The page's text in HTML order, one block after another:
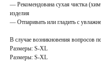
— Рекомендована сухая чистка
изделия
— Отпаривать или гладить с
В случае возникновения вопросов
Размеры: S-XL
Размеры: S-XL